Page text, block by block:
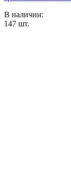
В наличии:
147 шт.